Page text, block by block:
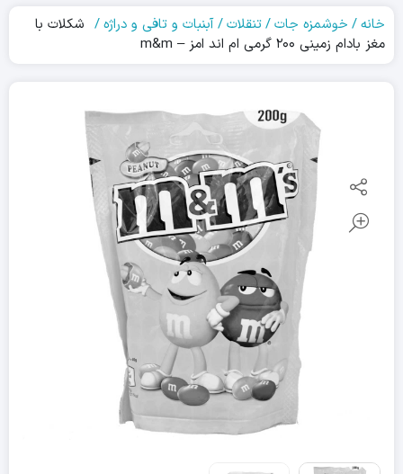
خانه خوشمزه جات تنقلات آبنبات و تافی و دراژه
شکلات با
مغز بادام زمینی ۲۰۰ گرمی ام اند امز – m&m